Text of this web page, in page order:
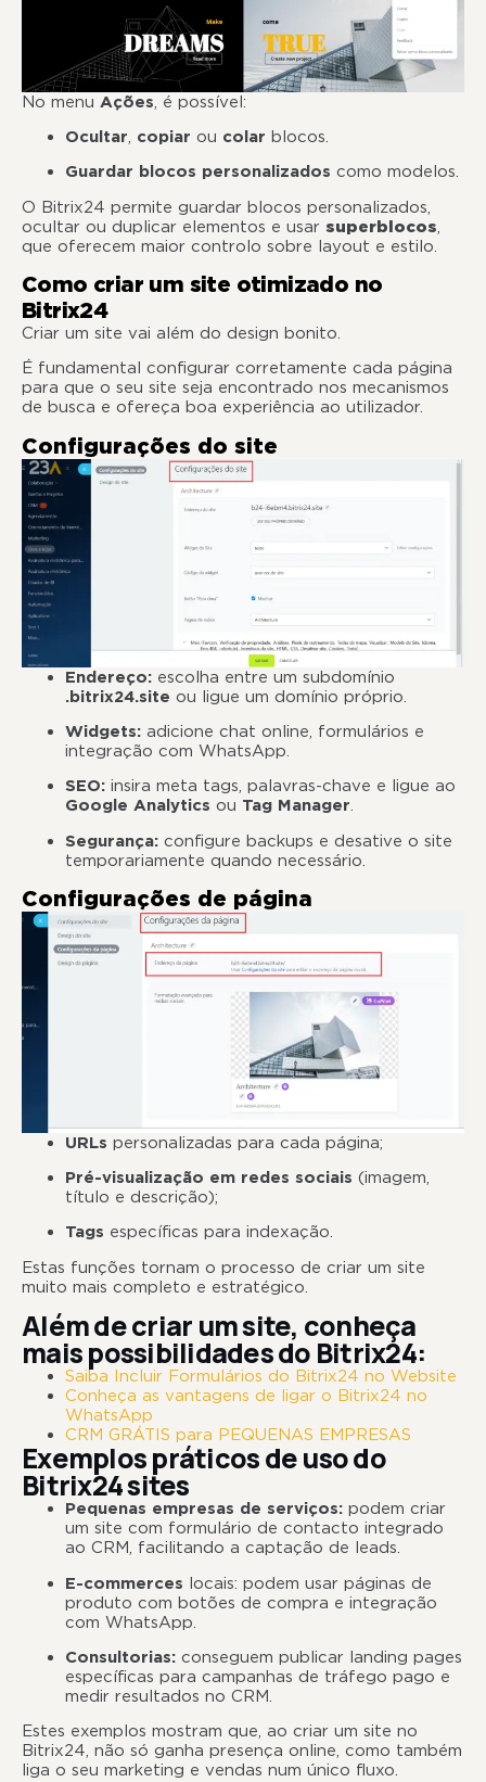
No menu Ações , é possível:
Ocultar, copiar ou colar blocos.
Guardar blocos personalizados como modelos.
O Bitrix24 permite guardar blocos personalizados,
ocultar ou duplicar elementos e usar superblocos,
que oferecem maior controlo sobre layout e estilo.
Como criar um site otimizado no
Bitrix24
Criar um site vai além do design bonito.
É fundamental configurar corretamente cada página
para que o seu site seja encontrado nos mecanismos
de busca e ofereça boa experiência ao utilizador.
Configurações do site
Endereço: escolha entre um subdomínio
.bitrix24.site ou ligue um domínio próprio.
Widgets: adicione chat online, formulários e
integração com WhatsApp.
SEO: insira meta tags, palavras-chave e ligue ao
Google Analytics ou Tag Manager.
Segurança: configure backups e desative o site
temporariamente quando necessário.
Configurações de página
URLs personalizadas para cada página;
Pré-visualização em redes sociais (imagem,
título e descrição);
Tags específicas para indexação.
Estas funções tornam o processo de criar um site
muito mais completo e estratégico.
Além de criar um site, conheça
mais possibilidades do Bitrix24:
Saiba Incluir Formulários do Bitrix24 no Website
Conheça as vantagens de ligar o Bitrix24 no
WhatsApp
CRM GRÁTIS para PEQUENAS EMPRESAS
Exemplos práticos de uso do
Bitrix24 sites
Pequenas empresas de serviços: podem criar
um site com formulário de contacto integrado
ao CRM, facilitando a captação de leads.
E-commerces locais: podem usar páginas de
produto com botões de compra e integração
com WhatsApp.
Consultorias: conseguem publicar landing pages
específicas para campanhas de tráfego pago e
medir resultados no CRM.
Estes exemplos mostram que, ao criar um site no
Bitrix24, não só ganha presença online, como também
liga o seu marketing e vendas num único fluxo.